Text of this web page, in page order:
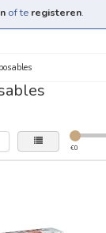
of te registeren.
€0